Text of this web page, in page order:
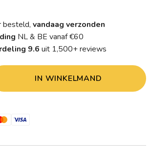
besteld, vandaag verzonden
NL & BE vanaf €60
9.6 uit 1,500+ reviews
IN WINKELMAND